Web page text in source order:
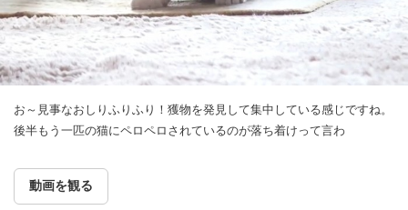
お～見事なおしりふりふり！獲物を発見して集中している感じですね。
後半もう一匹の猫にペロペロされているのが落ち着けって言わ
動画を観る